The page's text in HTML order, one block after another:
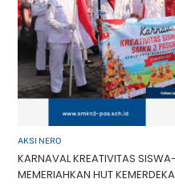
AKSI NERO
KARNAVAL KREATIVITAS
MEMERIAHKAN HUT